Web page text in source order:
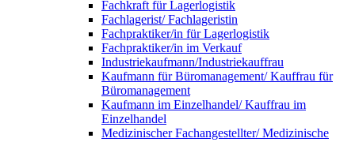
Fachkraft für Lagerlogistik
Fachlagerist/ Fachlageristin
Fachpraktiker/in für Lagerlogistik
Fachpraktiker/in im Verkauf
Industriekaufmann/Industriekauffrau
Kaufmann für Büromanagement/ Kauffrau für
Büromanagement
Kaufmann im Einzelhandel/ Kauffrau im
Einzelhandel
Medizinischer Fachangestellter/ Medizinische